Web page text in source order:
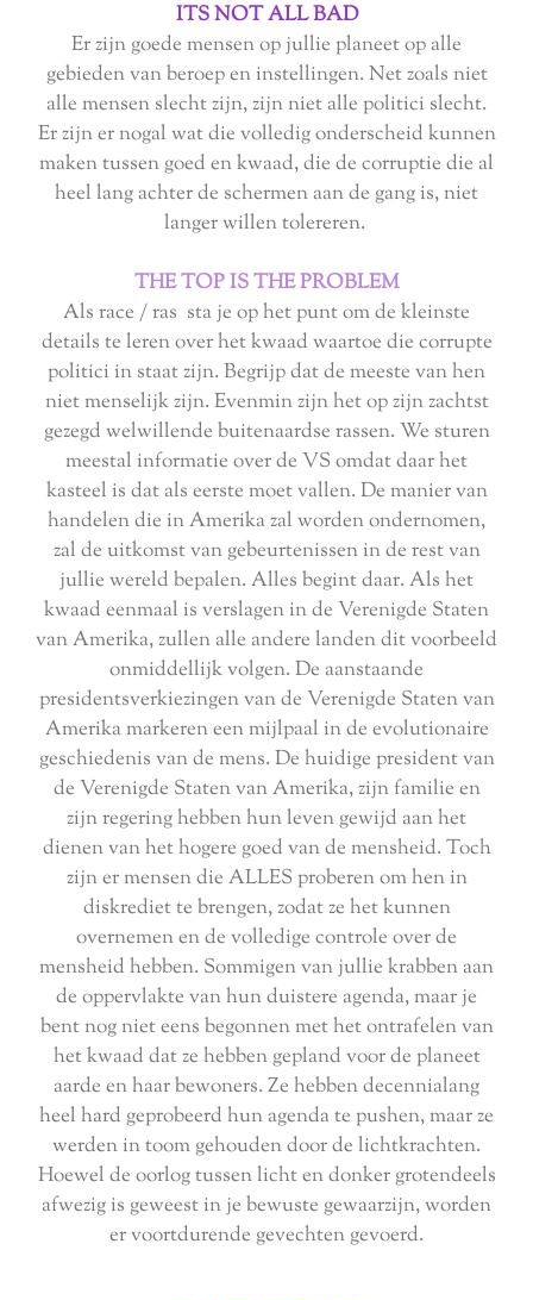
ITS NOT ALL BAD
Er zijn goede mensen op jullie planeet op alle
gebieden van beroep en instellingen. Net zoals niet
alle mensen slecht zijn, zijn niet alle politici slecht.
Er zijn er nogal wat die volledig onderscheid kunnen
maken tussen goed en kwaad, die de corruptie die al
heel lang achter de schermen aan de gang is, niet
langer willen tolereren.
THE TOP IS THE PROBLEM
Als race / ras sta je op het punt om de kleinste
details te leren over het kwaad waartoe die corrupte
politici in staat zijn. Begrijp dat de meeste van hen
niet menselijk zijn. Evenmin zijn het op zijn zachtst
gezegd welwillende buitenaardse rassen. We sturen
meestal informatie over de VS omdat daar het
kasteel is dat als eerste moet vallen. De manier van
handelen die in Amerika zal worden ondernomen,
zal de uitkomst van gebeurtenissen in de rest van
jullie wereld bepalen. Alles begint daar. Als het
kwaad eenmaal is verslagen in de Verenigde Staten
van Amerika, zullen alle andere landen dit voorbeeld
onmiddellijk volgen. De aanstaande
presidentsverkiezingen van de Verenigde Staten van
Amerika markeren een mijlpaal in de evolutionaire
geschiedenis van de mens. De huidige president van
de Verenigde Staten van Amerika, zijn familie en
zijn regering hebben hun leven gewijd aan het
dienen van het hogere goed van de mensheid. Toch
zijn er mensen die ALLES proberen om hen in
diskrediet te brengen, zodat ze het kunnen
overnemen en de volledige controle over de
mensheid hebben. Sommigen van jullie krabben aan
de oppervlakte van hun duistere agenda, maar je
bent nog niet eens begonnen met het ontrafelen van
het kwaad dat ze hebben gepland voor de planeet
aarde en haar bewoners. Ze hebben decennialang
heel hard geprobeerd hun agenda te pushen, maar ze
werden in toom gehouden door de lichtkrachten.
Hoewel de oorlog tussen licht en donker grotendeels
afwezig is geweest in je bewuste gewaarzijn, worden
er voortdurende gevechten gevoerd.